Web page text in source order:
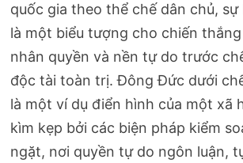
quốc gia theo thể chế dân chủ, sự
là một biểu tượng cho chiến
nhân quyền và nền tự do trước
độc tài toàn trị. Đông Đức dưới
là một ví dụ điển hình của một xã
kìm kẹp bởi các biện pháp kiểm
ngặt, nơi quyền tự do ngôn luận,